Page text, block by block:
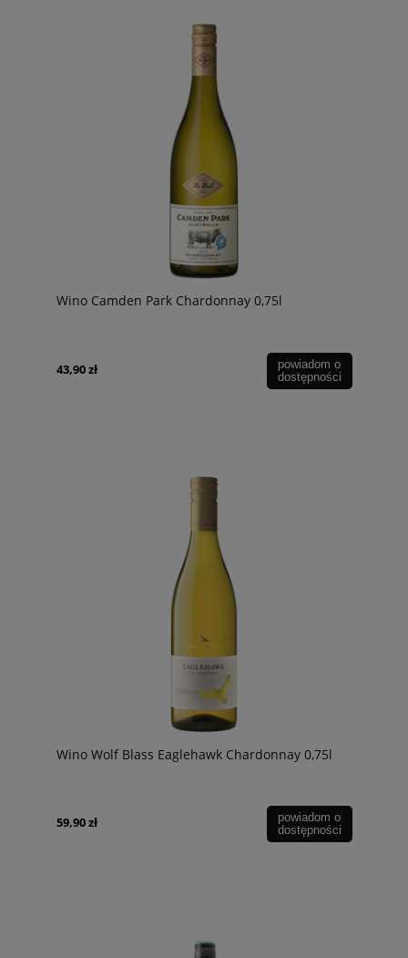
Wino Camden Park Chardonnay 0,75l
43,90 zł
powiadom o
dostępności
Wino Wolf Blass Eaglehawk Chardonnay 0,75l
59,90 zł
powiadom o
dostępności